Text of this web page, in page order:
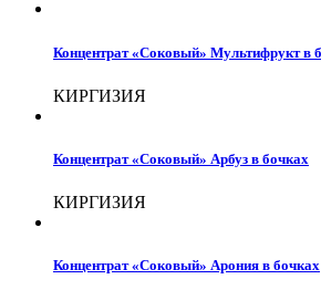
Концентрат «Соковый» Мультифрукт в
КИРГИЗИЯ
Концентрат «Соковый» Арбуз в бочках
КИРГИЗИЯ
Концентрат «Соковый» Арония в бочках